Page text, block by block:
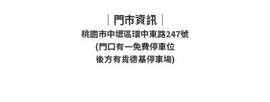
｜門市資訊｜
桃園市中壢區環中東路247號
(門口有一免費停車位
後方有肯德基停車場)